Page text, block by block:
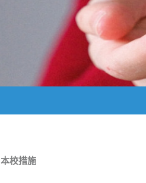
本校措施